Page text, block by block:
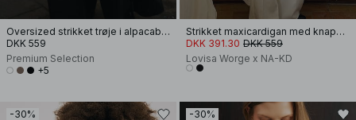
Oversized strikket trøje i alpacablanding
DKK 559
Premium Selection
+5
Strikket maxicardigan med knapdetalje
DKK 391.30 DKK 559
Lovisa Worge x NA-KD
-30% -30%